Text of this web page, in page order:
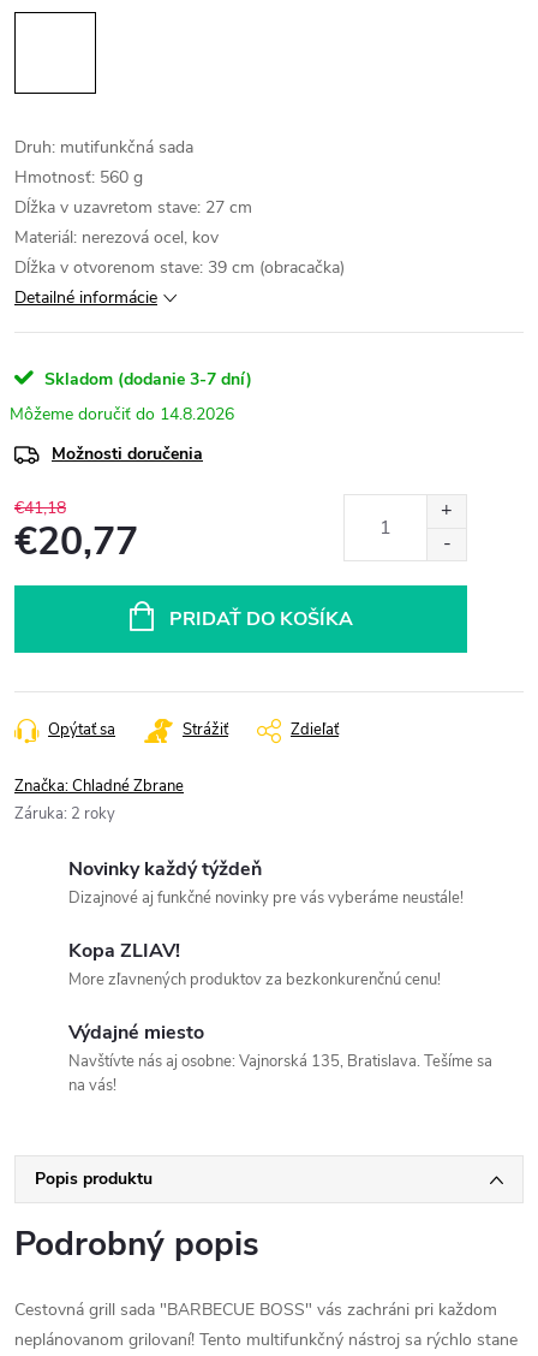
Druh: mutifunkčná sada
Hmotnosť: 560 g
Dĺžka v uzavretom stave: 27 cm
Materiál: nerezová ocel, kov
Dĺžka v otvorenom stave: 39 cm (obracačka)
Detailné informácie
Skladom (dodanie 3-7 dní)
14.8.2026
Možnosti doručenia
€41,18
€20,77
PRIDAŤ DO KOŠÍKA
Opýtať sa Strážiť Zdieľať
Značka:Chladné Zbrane
Záruka: 2 roky
Novinky každý týždeň
Dizajnové aj funkčné novinky pre vás vyberáme neustále!
Kopa ZLIAV!
More zľavnených produktov za bezkonkurenčnú cenu!
Výdajné miesto
Navštívte nás aj osobne: Vajnorská 135, Bratislava. Tešíme sa
na vás!
Popis produktu
Podrobný popis
Cestovná grill sada "BARBECUE BOSS" vás zachráni pri každom
neplánovanom grilovaní! Tento multifunkčný nástroj sa rýchlo stane